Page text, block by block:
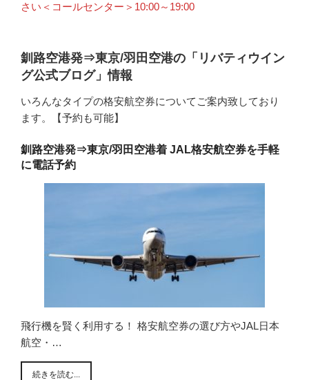
さい＜コールセンター＞10:00～19:00
釧路空港発⇒東京/羽田空港の「リバティウイン
グ公式ブログ」情報
いろんなタイプの格安航空券についてご案内致しており
ます。【予約も可能】
釧路空港発⇒東京/羽田空港着 JAL格安航空券を手軽
に電話予約
飛行機を賢く利用する！ 格安航空券の選び方やJAL日本
航空・…
続きを読む...